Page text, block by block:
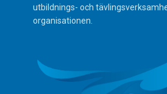
utbildnings- och
organisationen.